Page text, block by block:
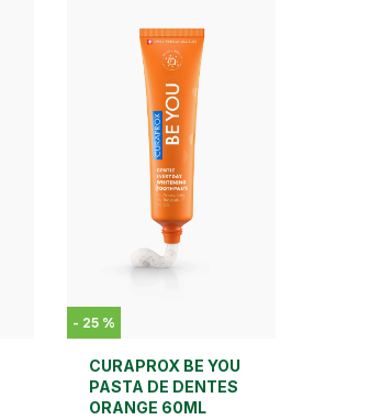
- 25 %
CURAPROX BE YOU
PASTA DE DENTES
ORANGE 60ML